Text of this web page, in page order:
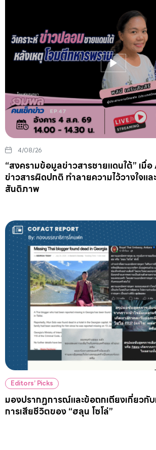
4/08/26
“สงครามข้อมูลข่าวสารชายแดนใต้” เมื่อ
ข่าวสารผิดปกติ ทำลายความไว้วางใจแล
สันติภาพ
Editors’ Picks
มองปรากฏการณ์และข้อถกเถียงเกี่ยวกั
การเสียชีวิตของ “ฮลุน โซโล่”